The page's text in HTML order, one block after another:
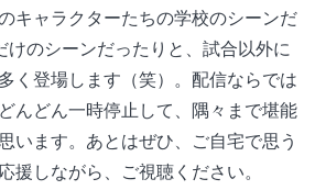
キャラクターたちの学校のシーンだ
けのシーンだったりと、試合以外に
く登場します（笑）。配信ならでは
んどん一時停止して、隅々まで堪能
います。あとはぜひ、ご自宅で思う
援しながら、ご視聴ください。